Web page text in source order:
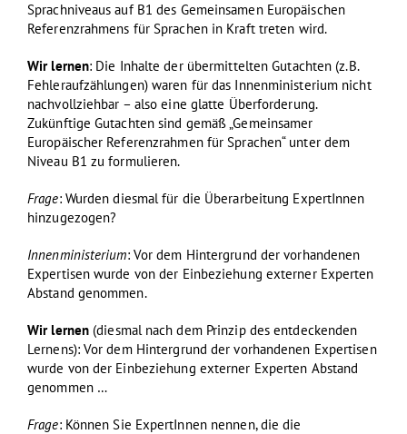
Sprachniveaus auf B1 des Gemeinsamen Europäischen
Referenzrahmens für Sprachen in Kraft treten wird.
Wir lernen: Die Inhalte der übermittelten Gutachten (z.B.
Fehleraufzählungen) waren für das Innenministerium nicht
nachvollziehbar – also eine glatte Überforderung.
Zukünftige Gutachten sind gemäß „Gemeinsamer
Europäischer Referenzrahmen für Sprachen“ unter dem
Niveau B1 zu formulieren.
Frage: Wurden diesmal für die Überarbeitung ExpertInnen
hinzugezogen?
Innenministerium: Vor dem Hintergrund der vorhandenen
Expertisen wurde von der Einbeziehung externer Experten
Abstand genommen.
Wir lernen (diesmal nach dem Prinzip des entdeckenden
Lernens): Vor dem Hintergrund der vorhandenen Expertisen
wurde von der Einbeziehung externer Experten Abstand
genommen …
Frage: Können Sie ExpertInnen nennen, die die